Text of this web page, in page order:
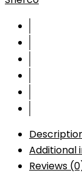
Additional
Reviews